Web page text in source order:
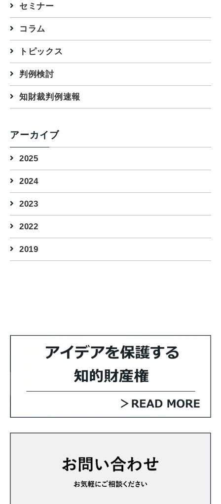
セミナー
コラム
トピックス
判例検討
知財裁判例速報
アーカイブ
2025
2024
2023
2022
2019